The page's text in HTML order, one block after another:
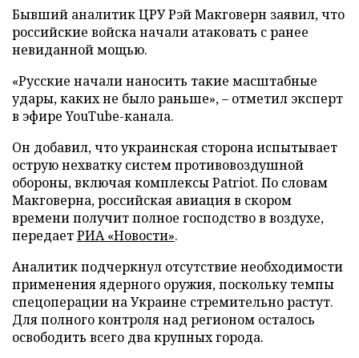
Бывший аналитик ЦРУ Рэй Макговерн заявил, что
российские войска начали атаковать с ранее
невиданной мощью.
«Русские начали наносить такие масштабные
удары, каких не было раньше», – отметил эксперт
в эфире YouTube-канала.
Он добавил, что украинская сторона испытывает
острую нехватку систем противовоздушной
обороны, включая комплексы Patriot. По словам
Макговерна, российская авиация в скором
времени получит полное господство в воздухе,
передаетРИА «Новости».
Аналитик подчеркнул отсутствие необходимости
применения ядерного оружия, поскольку темпы
спецоперации на Украине стремительно растут.
Для полного контроля над регионом осталось
освободить всего два крупных города.